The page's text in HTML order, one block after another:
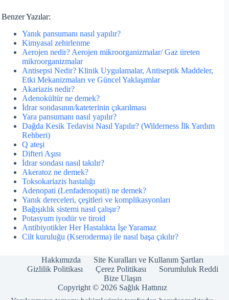
Benzer Yazılar:
Yanık pansumanı nasıl yapılır?
Kimyasal zehirlenme
Aerojen nedir? Aerojen mikroorganizmalar/ Gaz üreten
mikroorganizmalar
Antisepsi Nedir? Klinik Uygulamalar, Antiseptik Maddeler,
Etki Mekanizmaları ve Güncel Yaklaşımlar
Akariazis nedir?
Adenokültür ne demek?
İdrar sondasının/kateterinin çıkarılması
Yara pansumanı nasıl yapılır?
Dağda Kesik Tedavisi Nasıl Yapılır? (Wilderness İlk Yardım
Rehberi)
Q ateşi
Difteri Aşısı
İdrar sondası nasıl takılır?
Akeratoz ne demek?
Toksokariazis hastalığı
Adenopati (Lenfadenopati) ne demek?
Yanık dereceleri, çeşitleri ve komplikasyonları
Bağışıklık sistemi nasıl çalışır?
Potasyum iyodür ve tiroid
Antibiyotikler Her Hastalıkta İşe Yaramaz
Cilt kuruluğu (Kseroderma) ile nasıl başa çıkılır?
Hakkımızda
Site Kuralları ve Kullanım Şartları
Gizlilik Politikası
Çerez Politikası
Sorumluluk Reddi
Bize Ulaşın
Copyright © 2026 Sağlık Hattınız